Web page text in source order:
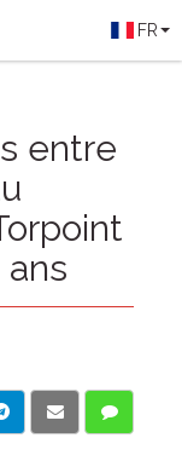
FR
entre